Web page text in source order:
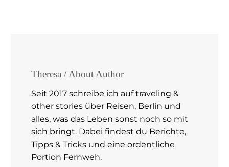
Theresa / About Author
Seit 2017 schreibe ich auf traveling &
other stories über Reisen, Berlin und
alles, was das Leben sonst noch so mit
sich bringt. Dabei findest du Berichte,
Tipps & Tricks und eine ordentliche
Portion Fernweh.